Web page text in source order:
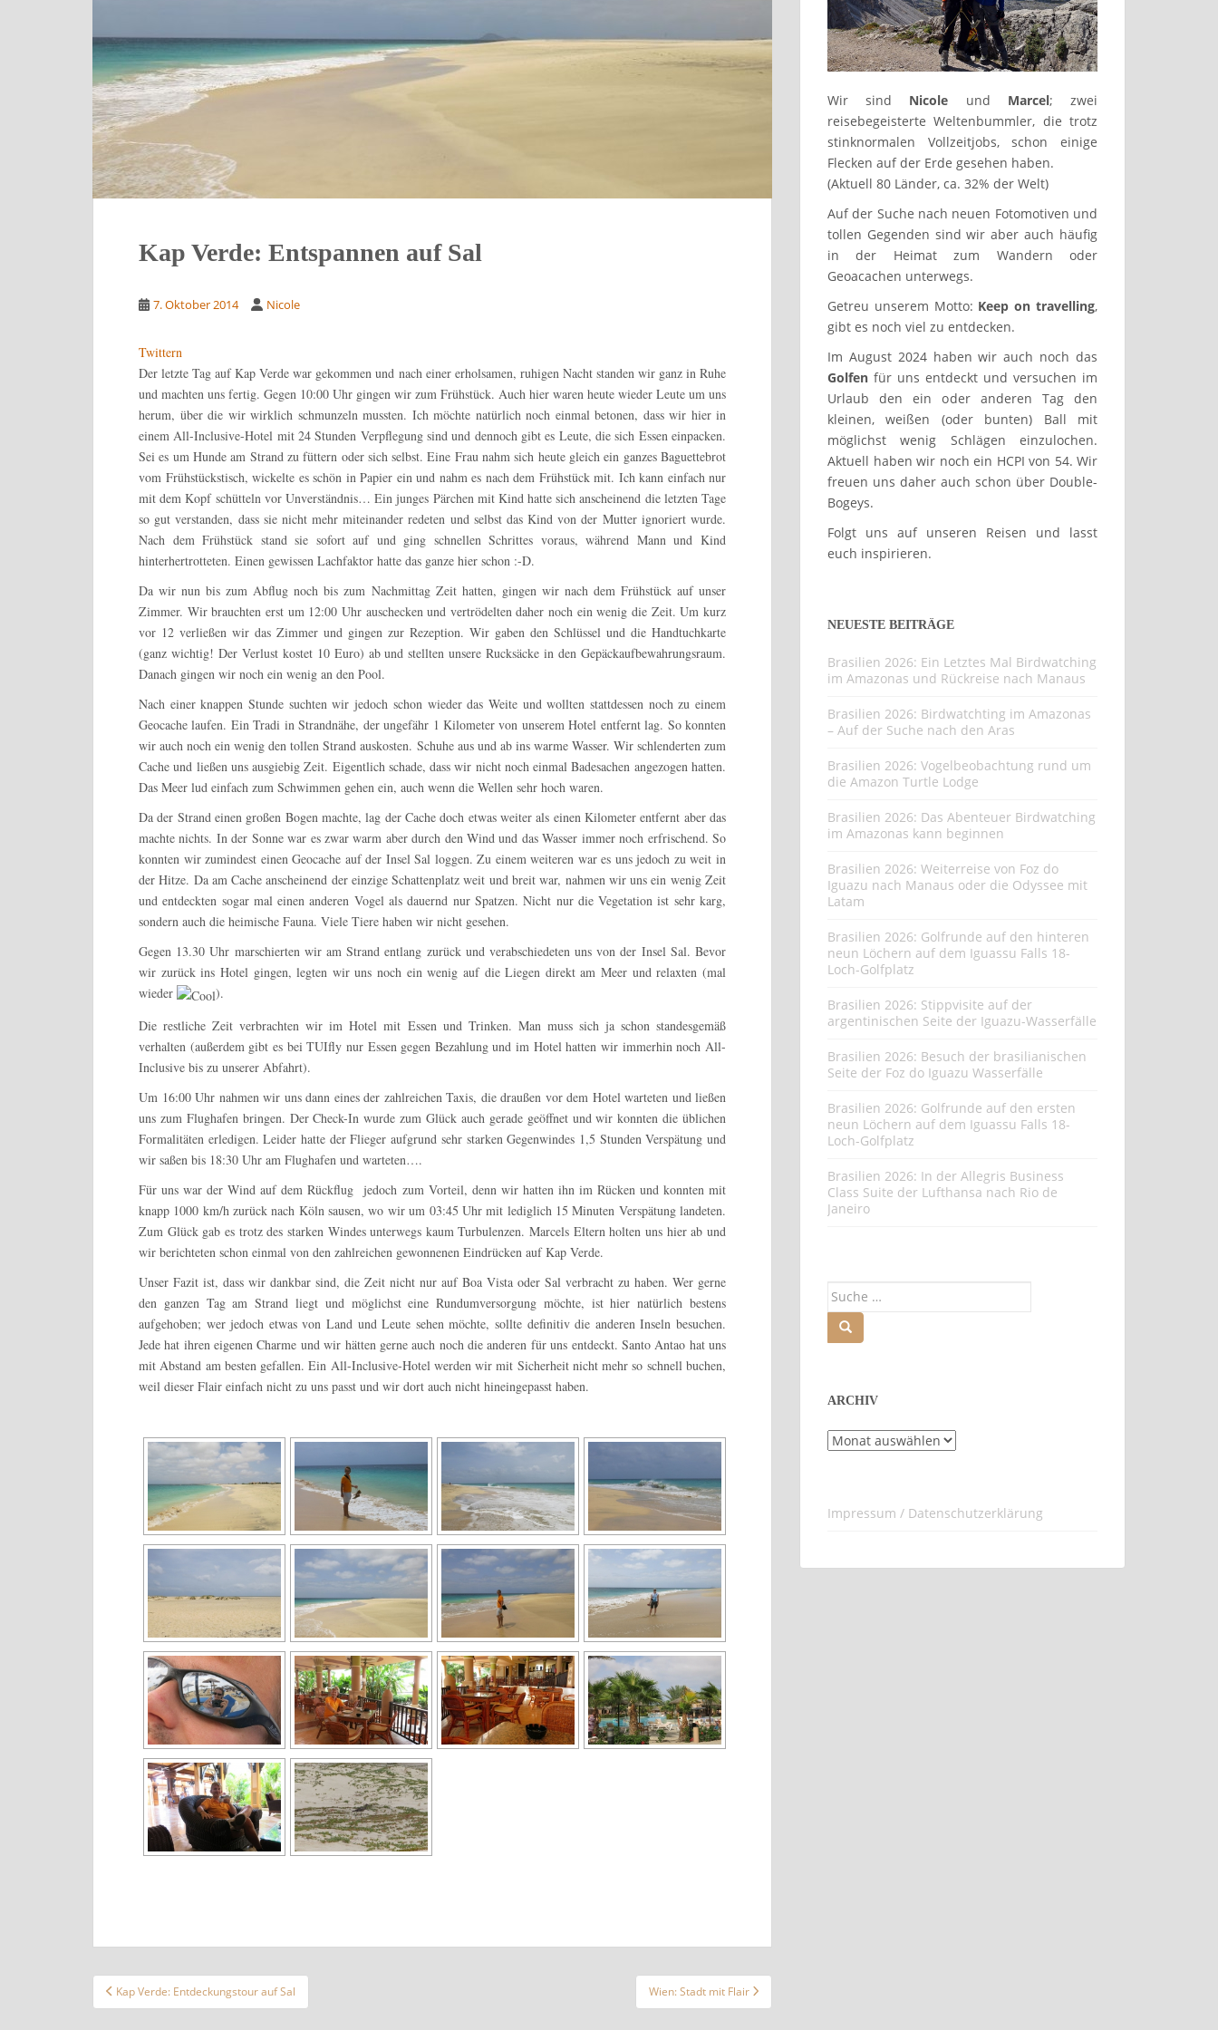
Kap Verde: Entspannen auf Sal
7. Oktober 2014 Nicole
Twittern
Der letzte Tag auf Kap Verde war gekommen und nach einer erholsamen, ruhigen Nacht standen wir ganz in Ruhe
und machten uns fertig. Gegen 10:00 Uhr gingen wir zum Frühstück. Auch hier waren heute wieder Leute um uns
herum, über die wir wirklich schmunzeln mussten. Ich möchte natürlich noch einmal betonen, dass wir hier in
einem All-Inclusive-Hotel mit 24 Stunden Verpflegung sind und dennoch gibt es Leute, die sich Essen einpacken.
Sei es um Hunde am Strand zu füttern oder sich selbst. Eine Frau nahm sich heute gleich ein ganzes Baguettebrot
vom Frühstückstisch, wickelte es schön in Papier ein und nahm es nach dem Frühstück mit. Ich kann einfach nur
mit dem Kopf schütteln vor Unverständnis… Ein junges Pärchen mit Kind hatte sich anscheinend die letzten Tage
so gut verstanden, dass sie nicht mehr miteinander redeten und selbst das Kind von der Mutter ignoriert wurde.
Nach dem Frühstück stand sie sofort auf und ging schnellen Schrittes voraus, während Mann und Kind
hinterhertrotteten. Einen gewissen Lachfaktor hatte das ganze hier schon :-D.
Da wir nun bis zum Abflug noch bis zum Nachmittag Zeit hatten, gingen wir nach dem Frühstück auf unser
Zimmer. Wir brauchten erst um 12:00 Uhr auschecken und vertrödelten daher noch ein wenig die Zeit. Um kurz
vor 12 verließen wir das Zimmer und gingen zur Rezeption. Wir gaben den Schlüssel und die Handtuchkarte
(ganz wichtig! Der Verlust kostet 10 Euro) ab und stellten unsere Rucksäcke in den Gepäckaufbewahrungsraum.
Danach gingen wir noch ein wenig an den Pool.
Nach einer knappen Stunde suchten wir jedoch schon wieder das Weite und wollten stattdessen noch zu einem
Geocache laufen. Ein Tradi in Strandnähe, der ungefähr 1 Kilometer von unserem Hotel entfernt lag. So konnten
wir auch noch ein wenig den tollen Strand auskosten. Schuhe aus und ab ins warme Wasser. Wir schlenderten zum
Cache und ließen uns ausgiebig Zeit. Eigentlich schade, dass wir nicht noch einmal Badesachen angezogen hatten.
Das Meer lud einfach zum Schwimmen gehen ein, auch wenn die Wellen sehr hoch waren.
Da der Strand einen großen Bogen machte, lag der Cache doch etwas weiter als einen Kilometer entfernt aber das
machte nichts. In der Sonne war es zwar warm aber durch den Wind und das Wasser immer noch erfrischend. So
konnten wir zumindest einen Geocache auf der Insel Sal loggen. Zu einem weiteren war es uns jedoch zu weit in
der Hitze. Da am Cache anscheinend der einzige Schattenplatz weit und breit war, nahmen wir uns ein wenig Zeit
und entdeckten sogar mal einen anderen Vogel als dauernd nur Spatzen. Nicht nur die Vegetation ist sehr karg,
sondern auch die heimische Fauna. Viele Tiere haben wir nicht gesehen.
Gegen 13.30 Uhr marschierten wir am Strand entlang zurück und verabschiedeten uns von der Insel Sal. Bevor
wir zurück ins Hotel gingen, legten wir uns noch ein wenig auf die Liegen direkt am Meer und relaxten (mal
wieder
).
Die restliche Zeit verbrachten wir im Hotel mit Essen und Trinken. Man muss sich ja schon standesgemäß
verhalten (außerdem gibt es bei TUIfly nur Essen gegen Bezahlung und im Hotel hatten wir immerhin noch All-
Inclusive bis zu unserer Abfahrt).
Um 16:00 Uhr nahmen wir uns dann eines der zahlreichen Taxis, die draußen vor dem Hotel warteten und ließen
uns zum Flughafen bringen. Der Check-In wurde zum Glück auch gerade geöffnet und wir konnten die üblichen
Formalitäten erledigen. Leider hatte der Flieger aufgrund sehr starken Gegenwindes 1,5 Stunden Verspätung und
wir saßen bis 18:30 Uhr am Flughafen und warteten….
Für uns war der Wind auf dem Rückflug jedoch zum Vorteil, denn wir hatten ihn im Rücken und konnten mit
knapp 1000 km/h zurück nach Köln sausen, wo wir um 03:45 Uhr mit lediglich 15 Minuten Verspätung landeten.
Zum Glück gab es trotz des starken Windes unterwegs kaum Turbulenzen. Marcels Eltern holten uns hier ab und
wir berichteten schon einmal von den zahlreichen gewonnenen Eindrücken auf Kap Verde.
Unser Fazit ist, dass wir dankbar sind, die Zeit nicht nur auf Boa Vista oder Sal verbracht zu haben. Wer gerne
den ganzen Tag am Strand liegt und möglichst eine Rundumversorgung möchte, ist hier natürlich bestens
aufgehoben; wer jedoch etwas von Land und Leute sehen möchte, sollte definitiv die anderen Inseln besuchen.
Jede hat ihren eigenen Charme und wir hätten gerne auch noch die anderen für uns entdeckt. Santo Antao hat uns
mit Abstand am besten gefallen. Ein All-Inclusive-Hotel werden wir mit Sicherheit nicht mehr so schnell buchen,
weil dieser Flair einfach nicht zu uns passt und wir dort auch nicht hineingepasst haben.
Beitragsnavigation
Kap Verde: Entdeckungstour auf Sal Wien: Stadt mit Flair
Wir sind Nicole und Marcel; zwei
reisebegeisterte Weltenbummler, die trotz
stinknormalen Vollzeitjobs, schon einige
Flecken auf der Erde gesehen haben.
(Aktuell 80 Länder, ca. 32% der Welt)
Auf der Suche nach neuen Fotomotiven und
tollen Gegenden sind wir aber auch häufig
in der Heimat zum Wandern oder
Geoacachen unterwegs.
Getreu unserem Motto: Keep on travelling,
gibt es noch viel zu entdecken.
Im August 2024 haben wir auch noch das
Golfen für uns entdeckt und versuchen im
Urlaub den ein oder anderen Tag den
kleinen, weißen (oder bunten) Ball mit
möglichst wenig Schlägen einzulochen.
Aktuell haben wir noch ein HCPI von 54. Wir
freuen uns daher auch schon über Double-
Bogeys.
Folgt uns auf unseren Reisen und lasst
euch inspirieren.
NEUESTE BEITRÄGE
Brasilien 2026: Ein Letztes Mal Birdwatching
im Amazonas und Rückreise nach Manaus
Brasilien 2026: Birdwatchting im Amazonas
– Auf der Suche nach den Aras
Brasilien 2026: Vogelbeobachtung rund um
die Amazon Turtle Lodge
Brasilien 2026: Das Abenteuer Birdwatching
im Amazonas kann beginnen
Brasilien 2026: Weiterreise von Foz do
Iguazu nach Manaus oder die Odyssee mit
Latam
Brasilien 2026: Golfrunde auf den hinteren
neun Löchern auf dem Iguassu Falls 18-
Loch-Golfplatz
Brasilien 2026: Stippvisite auf der
argentinischen Seite der Iguazu-Wasserfälle
Brasilien 2026: Besuch der brasilianischen
Seite der Foz do Iguazu Wasserfälle
Brasilien 2026: Golfrunde auf den ersten
neun Löchern auf dem Iguassu Falls 18-
Loch-Golfplatz
Brasilien 2026: In der Allegris Business
Class Suite der Lufthansa nach Rio de
Janeiro
ARCHIV
Archiv
Impressum / Datenschutzerklärung